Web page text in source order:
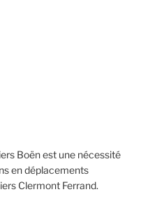
Boën est une nécessité
en déplacements
Clermont Ferrand.